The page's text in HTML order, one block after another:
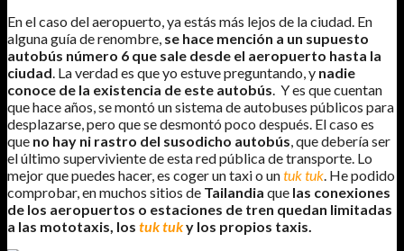
En el caso del aeropuerto, ya estás más lejos de la ciudad. En
alguna guía de renombre, se hace mención a un supuesto
autobús número 6 que sale desde el aeropuerto hasta la
ciudad. La verdad es que yo estuve preguntando, y nadie
conoce de la existencia de este autobús. Y es que cuentan
que hace años, se montó un sistema de autobuses públicos para
desplazarse, pero que se desmontó poco después. El caso es
que no hay ni rastro del susodicho autobús, que debería ser
el último superviviente de esta red pública de transporte. Lo
mejor que puedes hacer, es coger un taxi o untuk tuk. He podido
comprobar, en muchos sitios de Tailandia que las conexiones
de los aeropuertos o estaciones de tren quedan limitadas
a las mototaxis, los tuk tuky los propios taxis.